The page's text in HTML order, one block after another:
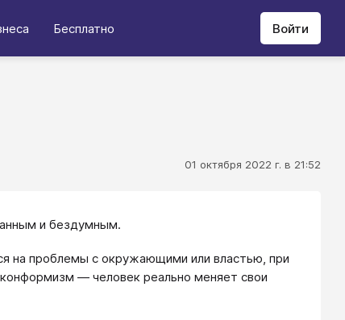
Бесплатно Войти
01 октября 2022 г. в 21:52
и бездумным.
на проблемы с окружающими или властью, при
— человек реально меняет свои